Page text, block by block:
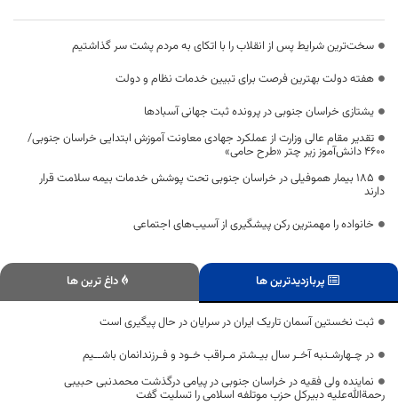
سخت‌ترین شرایط پس از انقلاب را با اتکای به مردم پشت سر گذاشتیم
هفته دولت بهترین فرصت برای تبیین خدمات نظام و دولت
یشتازی خراسان جنوبی در پرونده ثبت جهانی آسبادها
تقدیر مقام عالی وزارت از عملکرد جهادی معاونت آموزش ابتدایی خراسان جنوبی/
۴۶۰۰ دانش‌آموز زیر چتر «طرح حامی»
۱۸۵ بیمار هموفیلی در خراسان جنوبی تحت پوشش خدمات بیمه سلامت قرار
دارند
خانواده را مهمترین رکن پیشگیری از آسیب‌های اجتماعی
پربازدیدترین ها داغ ترین ها
ثبت نخستین آسمان تاریک ایران در سرایان در حال پیگیری است
در چـهارشـنبه آخـر سال بیـشتر مـراقب خـود و فـرزندانمان باشــیم
نماینده ولی فقیه در خراسان جنوبی در پیامی درگذشت محمدنبی حبیبی
رحمة‌الله‌علیه دبیرکل حزب موتلفه اسلامی را تسلیت گفت